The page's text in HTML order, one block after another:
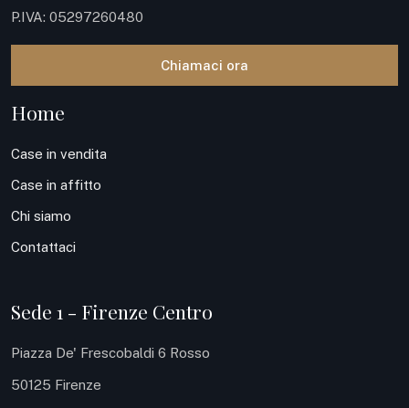
P.IVA: 05297260480
Chiamaci ora
Home
Case in vendita
Case in affitto
Chi siamo
Contattaci
Sede 1 - Firenze Centro
Piazza De' Frescobaldi 6 Rosso
50125 Firenze